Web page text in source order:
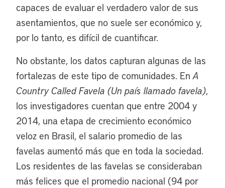
capaces de evaluar el verdadero valor de sus
asentamientos, que no suele ser económico y,
por lo tanto, es difícil de cuantificar.
No obstante, los datos capturan algunas de las
fortalezas de este tipo de comunidades. EnA
Country Called Favela (Un país llamado favela),
los investigadores cuentan que entre 2004 y
2014, una etapa de crecimiento económico
veloz en Brasil, el salario promedio de las
favelas aumentó más que en toda la sociedad.
Los residentes de las favelas se consideraban
más felices que el promedio nacional (94 por